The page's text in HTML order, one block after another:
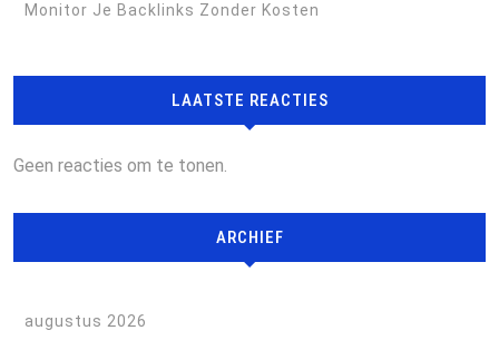
Monitor Je Backlinks Zonder Kosten
LAATSTE REACTIES
Geen reacties om te tonen.
ARCHIEF
augustus 2026